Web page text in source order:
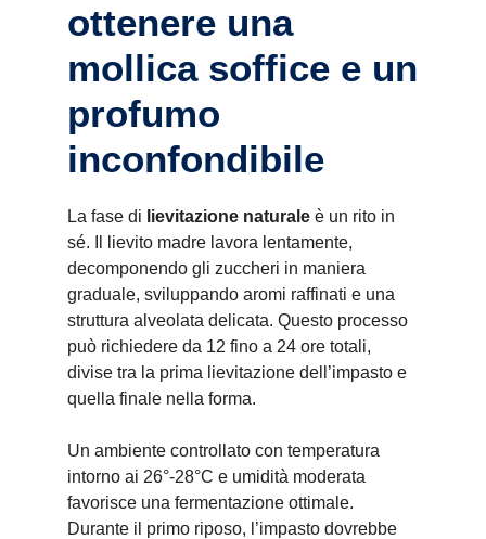
ottenere una
mollica soffice e un
profumo
inconfondibile
La fase di lievitazione naturale è un rito in
sé. Il lievito madre lavora lentamente,
decomponendo gli zuccheri in maniera
graduale, sviluppando aromi raffinati e una
struttura alveolata delicata. Questo processo
può richiedere da 12 fino a 24 ore totali,
divise tra la prima lievitazione dell’impasto e
quella finale nella forma.
Un ambiente controllato con temperatura
intorno ai 26°-28°C e umidità moderata
favorisce una fermentazione ottimale.
Durante il primo riposo, l’impasto dovrebbe